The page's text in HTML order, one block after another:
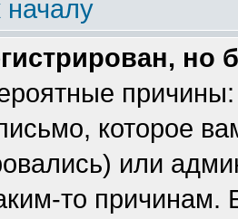
началу
но
которое
или
то